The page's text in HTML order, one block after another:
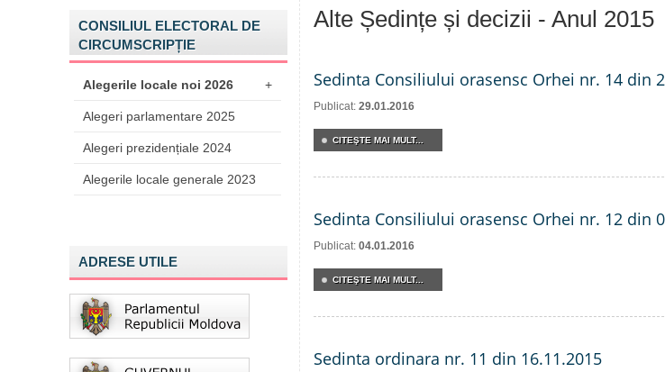
CONSILIUL ELECTORAL DE
CIRCUMSCRIPȚIE
Alegerile locale noi 2026 +
Alegeri parlamentare 2025
Alegeri prezidențiale 2024
Alegerile locale generale 2023
ADRESE UTILE
Alte Ședințe și decizii - Anul 2015
Sedinta Consiliului orasensc Orhei nr. 14 din
Publicat: 29.01.2016
CITEŞTE MAI MULT...
Sedinta Consiliului orasensc Orhei nr. 12 din
Publicat: 04.01.2016
CITEŞTE MAI MULT...
Sedinta ordinara nr. 11 din 16.11.2015